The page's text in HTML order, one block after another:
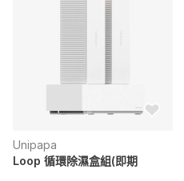
Unipapa
Loop 循環除濕盒組(即期